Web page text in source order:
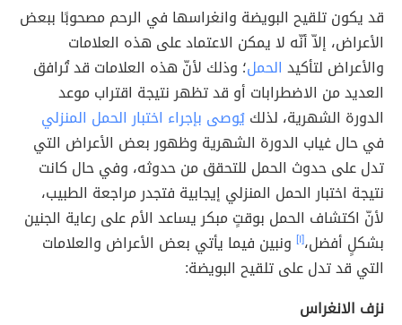
قد يكون تلقيح البويضة وانغراسها في الرحم مصحوبًا ببعض
الأعراض، إلاّ أنّه لا يمكن الاعتماد على هذه العلامات
والأعراض لتأكيد الحمل؛ وذلك لأنّ هذه العلامات قد تُرافق
العديد من الاضطرابات أو قد تظهر نتيجة اقتراب موعد
الدورة الشهرية، لذلكيُوصى بإجراء اختبار الحمل المنزلي
في حال غياب الدورة الشهرية وظهور بعض الأعراض التي
تدل على حدوث الحمل للتحقق من حدوثه، وفي حال كانت
نتيجة اختبار الحمل المنزلي إيجابية فتجدر مراجعة الطبيب،
لأنّ اكتشاف الحمل بوقتٍ مبكر يساعد الأم على رعاية الجنين
بشكلٍ أفضل،[١] ونبين فيما يأتي بعض الأعراض والعلامات
التي قد تدل على تلقيح البويضة:
نزف الانغراس